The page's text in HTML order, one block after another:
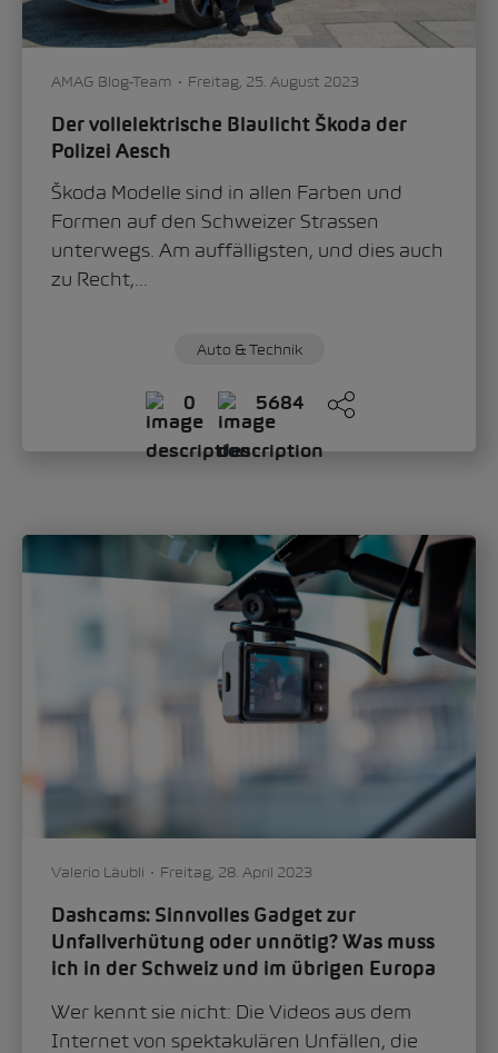
AMAG Blog-Team Freitag, 25. August 2023
Der vollelektrische Blaulicht Škoda der
Polizei Aesch
Škoda Modelle sind in allen Farben und
Formen auf den Schweizer Strassen
unterwegs. Am auffälligsten, und dies auch
zu Recht,...
Auto & Technik
0 5684
Valerio Läubli Freitag, 28. April 2023
Dashcams: Sinnvolles Gadget zur
Unfallverhütung oder unnötig? Was muss
ich in der Schweiz und im übrigen Europa
Wer kennt sie nicht: Die Videos aus dem
Internet von spektakulären Unfällen, die